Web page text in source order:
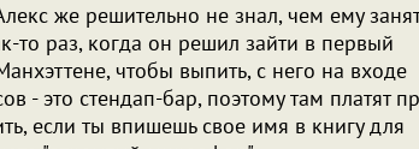
же решительно не знал, чем ему
то раз, когда он решил зайти в первый
чтобы выпить, с него на входе
- это стендап-бар, поэтому там платят
если ты впишешь свое имя в книгу для